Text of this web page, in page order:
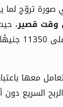
صورة تروّج
وقت قصير
معها
السريع